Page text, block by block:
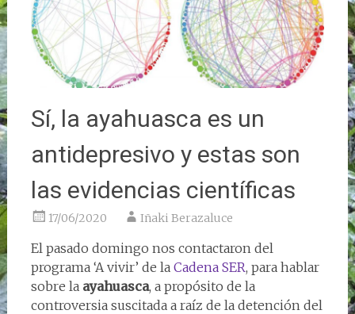
Sí, la ayahuasca es un
antidepresivo y estas son
las evidencias científicas
17/06/2020 Iñaki Berazaluce
El pasado domingo nos contactaron del
programa ‘A vivir’ de la Cadena SER, para hablar
sobre la ayahuasca, a propósito de la
controversia suscitada a raíz de la detención del